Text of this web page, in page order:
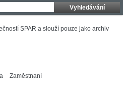
Vyhledávání
SPAR a slouží pouze jako archiv
Zaměstnaní